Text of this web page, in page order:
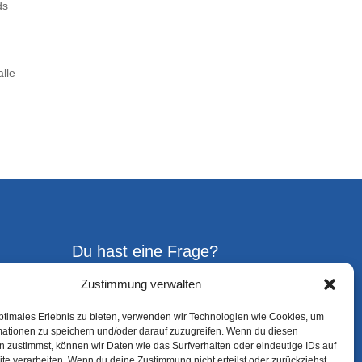
Zustimmung verwalten
Erlebnis zu bieten, verwenden wir Technologien wie Cookies, um
zu speichern und/oder darauf zuzugreifen. Wenn du diesen
zustimmst, können wir Daten wie das Surfverhalten oder eindeutige IDs auf
Du hast eine Frage?
ansprechen!